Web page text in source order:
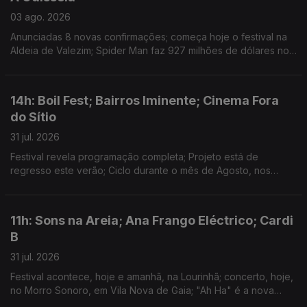
03 ago. 2026
Anunciadas 8 novas confirmações; começa hoje o festival na
Aldeia de Valezim; Spider Man faz 927 milhões de dólares no
14h: Boil Fest; Bairros Iminente; Cinema Fora
do Sítio
31 jul. 2026
Festival revela programação completa; Projeto está de
regresso este verão; Ciclo durante o mês de Agosto, nos
11h: Sons na Areia; Ana Frango Eléctrico; Cardi
B
31 jul. 2026
Festival acontece, hoje e amanhã, na Lourinhã; concerto, hoje,
no Morro Sonoro, em Vila Nova de Gaia; "Ah Ha" é a nova